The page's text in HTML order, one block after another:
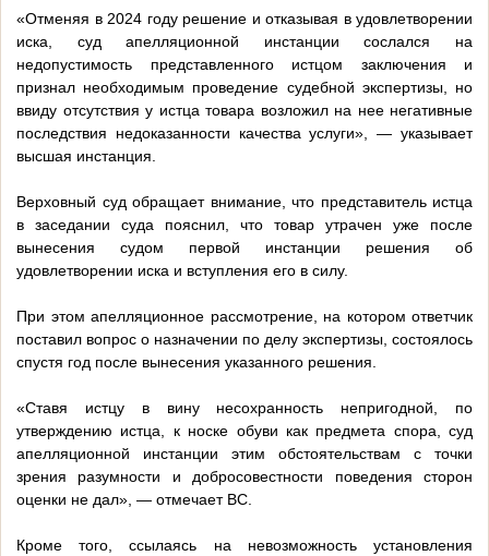
«Отменяя в 2024 году решение и отказывая в удовлетворении
иска, суд апелляционной инстанции сослался на
недопустимость представленного истцом заключения и
признал необходимым проведение судебной экспертизы, но
ввиду отсутствия у истца товара возложил на нее негативные
последствия недоказанности качества услуги», — указывает
высшая инстанция.
Верховный суд обращает внимание, что представитель истца
в заседании суда пояснил, что товар утрачен уже после
вынесения судом первой инстанции решения об
удовлетворении иска и вступления его в силу.
При этом апелляционное рассмотрение, на котором ответчик
поставил вопрос о назначении по делу экспертизы, состоялось
спустя год после вынесения указанного решения.
«Ставя истцу в вину несохранность непригодной, по
утверждению истца, к носке обуви как предмета спора, суд
апелляционной инстанции этим обстоятельствам с точки
зрения разумности и добросовестности поведения сторон
оценки не дал», — отмечает ВС.
Кроме того, ссылаясь на невозможность установления